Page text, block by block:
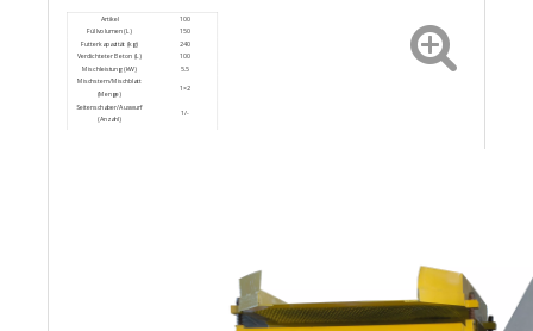
Artikel 100
Füllvolumen (L) 150
Futterkapazität (kg)
240
Verdichteter Beton (L)
100
Mischleistung (kW)
5.5
Mischstern/Mischblatt
(Menge)
1×2
Seitenschaber/Auswurf
(Anzahl)
1/-